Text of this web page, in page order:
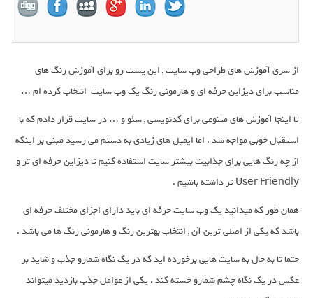
از سری آموزش های طراحی وب سایت , این پست رو برای آموزش رنگ های
مناسب برای دیزاین حرفه ای و هارمونی رنگ یک وب سایت انتخاب کرده ام …
تا اینجا آموزش های متنوعی برای کدنویسی , سئو و … در سایت قرار دادم که با
استقبال خوبی مواجه شد . اما ایمیل های زیادی به دستم می رسید مبنی بر اینکه
از چه رنگ هایی برای جذابیت بیشتر سایت استفاده کنیم تا دیزاین حرفه ای تر و
User Friendly تر داشته باشیم .
همان طور که میدانید یک وب سایت حرفه ای باید دارای اجزای مختلف حرفه ای
باشد که یکی از اصلی ترین آن , انتخاب بهترین رنگ و هارمونی رنگ ها می باشد .
حتما تا به حال به سایت هایی برخورده اید که در یک نگاه شمارو جذب و شاید بر
عکس در یک نگاه چشم شمارو خسته کند . یکی از عوامل جذب بازدید میتواند